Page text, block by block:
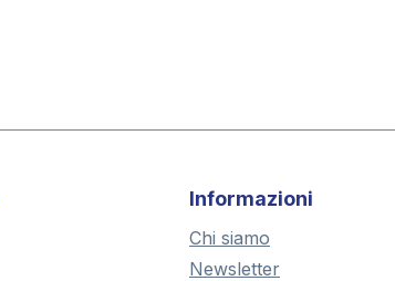
Informazioni
Chi siamo
Newsletter